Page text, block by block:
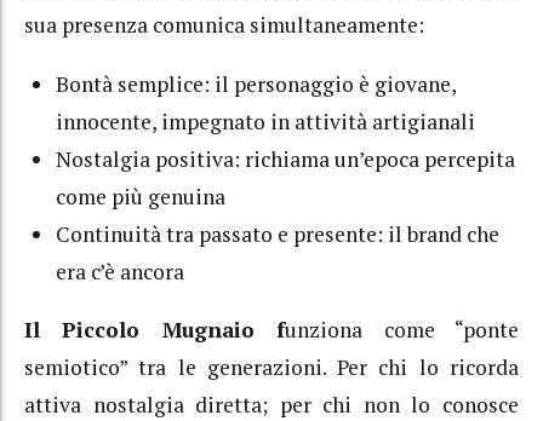
sua presenza comunica simultaneamente:
Bontà semplice: il personaggio è giovane,
innocente, impegnato in attività artigianali
Nostalgia positiva: richiama un’epoca percepita
come più genuina
Continuità tra passato e presente: il brand che
era c’è ancora
Il Piccolo Mugnaio funziona come “ponte
semiotico” tra le generazioni. Per chi lo ricorda
attiva nostalgia diretta; per chi non lo conosce